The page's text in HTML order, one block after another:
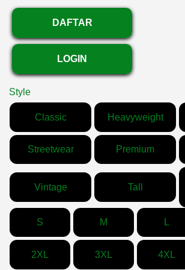
DAFTAR
LOGIN
Style
Classic Heavyweight
Streetwear Premium
Vintage Tall
S M L
2XL 3XL 4XL